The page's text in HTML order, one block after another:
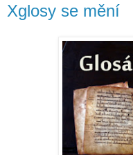
Xglosy se mění